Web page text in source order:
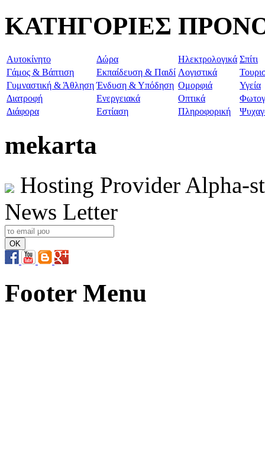
ΚΑΤΗΓΟΡΙΕΣ
Aυτοκίνητο Δώρα Ηλεκτρολογικά Σπίτι
Γάμος & Βάπτιση
Εκπαίδευση & Παιδί Λογιστικά
Γυμναστική & Άθληση Ένδυση & Υπόδηση Ομορφιά
Υγεία
Διατροφή
Ενεργειακά Οπτικά
Διάφορα
Εστίαση Πληροφορική
mekarta
Hosting Provider Alpha-
News Letter
Footer Menu